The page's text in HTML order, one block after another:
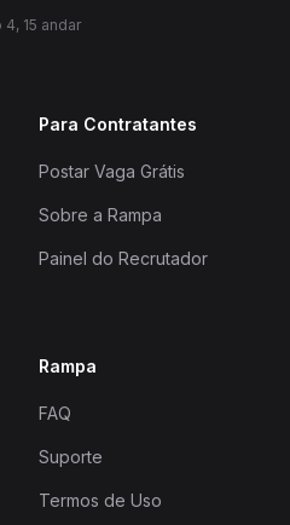
15 andar
Para Contratantes
Postar Vaga Grátis
Sobre a Rampa
Painel do Recrutador
Rampa
FAQ
Suporte
Termos de Uso